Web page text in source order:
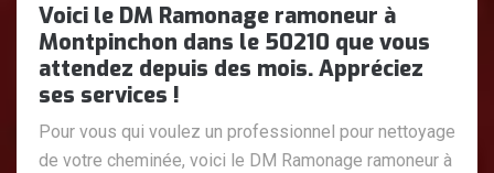
Voici le DM Ramonage ramoneur à
Montpinchon dans le 50210 que vous
attendez depuis des mois. Appréciez
ses services !
Pour vous qui voulez un professionnel pour nettoyage
de votre cheminée, voici le DM Ramonage ramoneur à